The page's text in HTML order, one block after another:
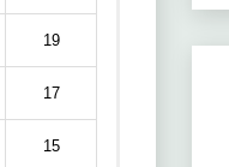
19
17
15